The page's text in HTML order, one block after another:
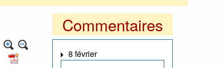
Commentaires
8 février